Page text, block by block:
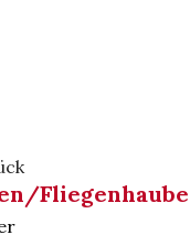
Fliegenhaube